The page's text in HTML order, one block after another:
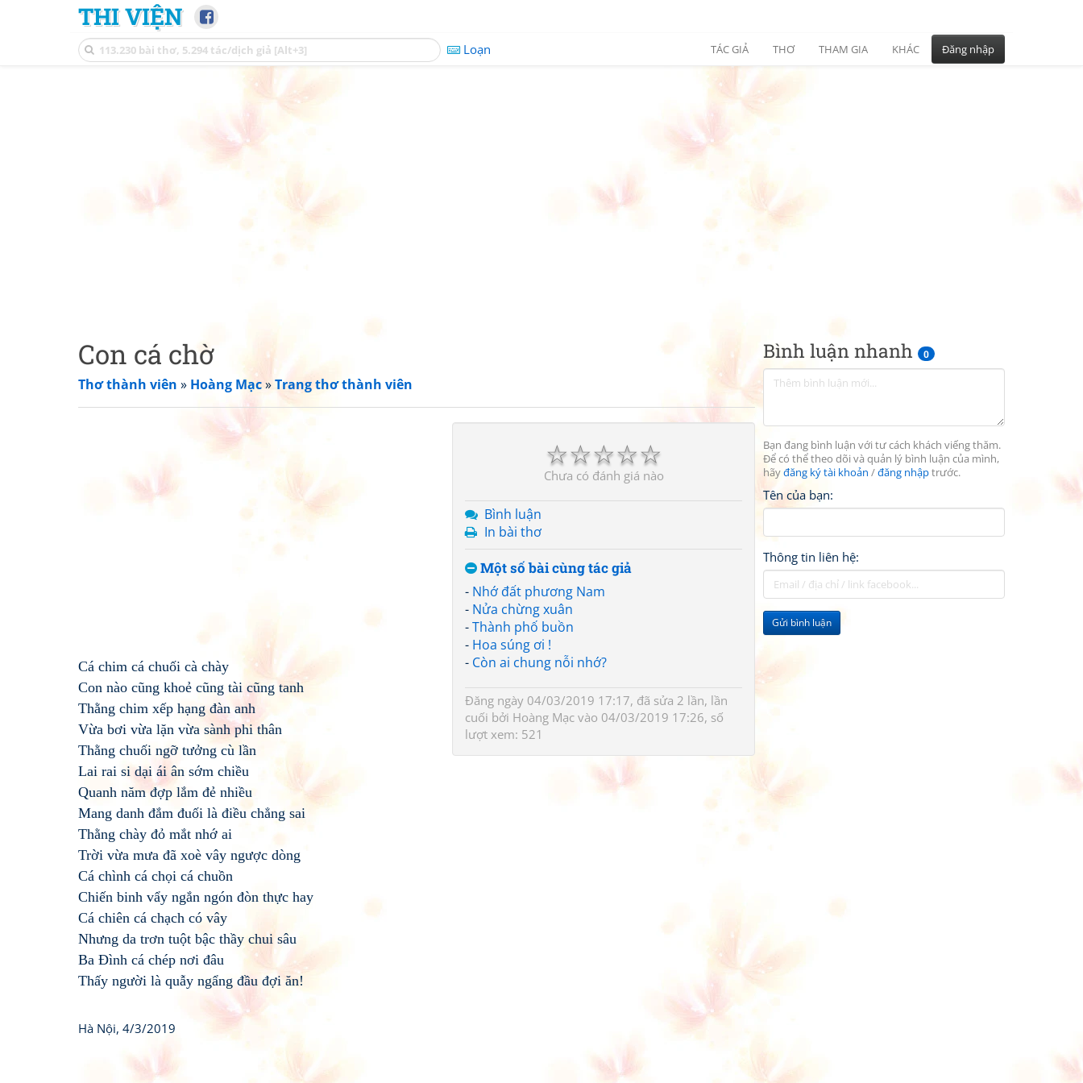
THI VIỆN
Loạn TÁC GIẢ THƠ THAM GIA KHÁC Đăng nhập
Bình luận nhanh 0
Bạn đang bình luận với tư cách khách viếng thăm.
Để có thể theo dõi và quản lý bình luận của mình,
hãyđăng ký tài khoản /đăng nhậptrước.
Tên của bạn:
Thông tin liên hệ:
Gửi bình luận
Con cá chờ
Thơ thành viên » Hoàng Mạc»Trang thơ thành viên
☆
☆
☆
☆
☆
Chưa có đánh giá nào
Bình luận
In bài thơ
Một số bài cùng tác giả
- Nhớ đất phương Nam
- Nửa chừng xuân
-Thành phố buồn
- Hoa súng ơi !
- Còn ai chung nỗi nhớ?
Đăng ngày 04/03/2019 17:17, đã sửa 2 lần, lần
cuối bởi Hoàng Mạc vào 04/03/2019 17:26, số
lượt xem: 521
Cá chim cá chuối cà chày
Con nào cũng khoẻ cũng tài cũng tanh
Thằng chim xếp hạng đàn anh
Vừa bơi vừa lặn vừa sành phi thân
Thằng chuối ngỡ tưởng cù lần
Lai rai si dại ái ân sớm chiều
Quanh năm đợp lắm đẻ nhiều
Mang danh đắm đuối là điều chẳng sai
Thằng chày đỏ mắt nhớ ai
Trời vừa mưa đã xoè vây ngược dòng
Cá chình cá chọi cá chuồn
Chiến binh vẩy ngắn ngón đòn thực hay
Cá chiên cá chạch có vây
Nhưng da trơn tuột bậc thầy chui sâu
Ba Đình cá chép nơi đâu
Thấy người là quẫy ngẩng đầu đợi ăn!
Hà Nội, 4/3/2019